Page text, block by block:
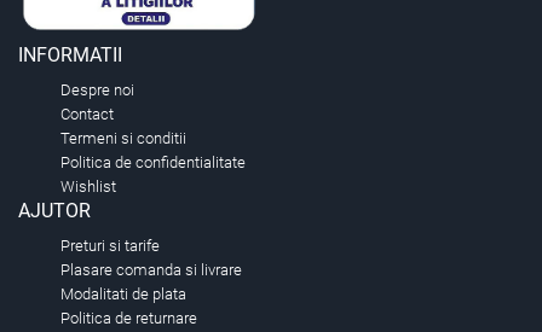
INFORMATII
Despre noi
Contact
Termeni si conditii
Politica de confidentialitate
Wishlist
AJUTOR
Preturi si tarife
Plasare comanda si livrare
Modalitati de plata
Politica de returnare